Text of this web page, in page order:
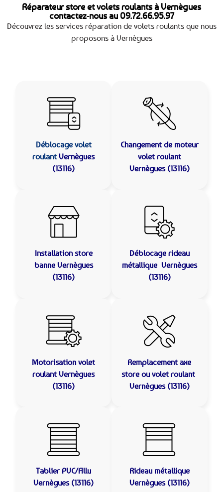
Réparateur store et volets roulants à Vernègues
contactez-nous au 09.72.66.95.97
Découvrez les services réparation de volets roulants que nous
proposons à Vernègues
Déblocage volet
roulantVernègues
(13116)
Changement de moteur
volet roulant
Vernègues (13116)
Installation store
banne Vernègues
(13116)
Déblocage rideau
métallique Vernègues
(13116)
Motorisation volet
roulantVernègues
(13116)
Remplacement axe
store ou volet roulant
Vernègues (13116)
Tablier PVC/Allu
Vernègues (13116)
Rideau métallique
Vernègues (13116)